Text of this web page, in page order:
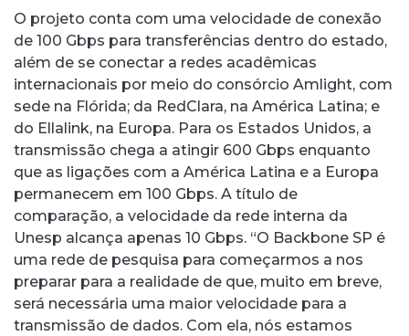
O projeto conta com uma velocidade de conexão
de 100 Gbps para transferências dentro do estado,
além de se conectar a redes acadêmicas
internacionais por meio do consórcio Amlight, com
sede na Flórida; da RedClara, na América Latina; e
do Ellalink, na Europa. Para os Estados Unidos, a
transmissão chega a atingir 600 Gbps enquanto
que as ligações com a América Latina e a Europa
permanecem em 100 Gbps. A título de
comparação, a velocidade da rede interna da
Unesp alcança apenas 10 Gbps. “O Backbone SP é
uma rede de pesquisa para começarmos a nos
preparar para a realidade de que, muito em breve,
será necessária uma maior velocidade para a
transmissão de dados. Com ela, nós estamos